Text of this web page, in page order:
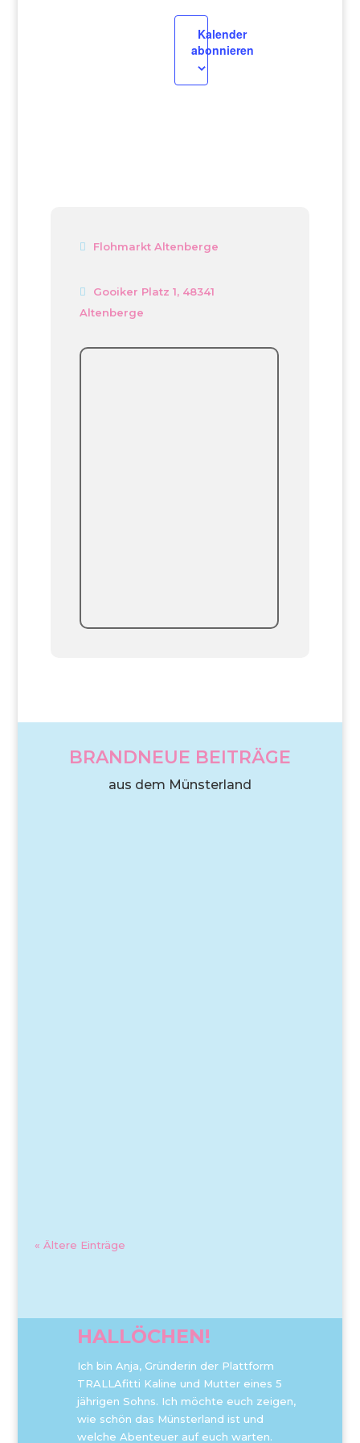
Kalender
abonnieren
Flohmarkt Altenberge
Gooiker Platz 1, 48341
Altenberge
BRANDNEUE BEITRÄGE
aus dem Münsterland
« Ältere Einträge
HALLÖCHEN!
Ich bin Anja, Gründerin der Plattform
TRALLAfitti Kaline und Mutter eines 5
jährigen Sohns. Ich möchte euch zeigen,
wie schön das Münsterland ist und
welche Abenteuer auf euch warten.